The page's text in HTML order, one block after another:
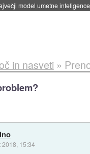
model umetne
in nasveti »
2018, 15:34